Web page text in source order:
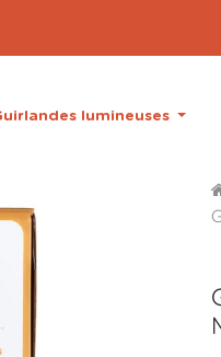
lumineuses